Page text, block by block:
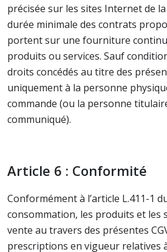
précisée sur les sites Internet de
durée minimale des contrats
portent sur une fourniture
produits ou services. Sauf
droits concédés au titre des
uniquement à la personne
commande (ou la personne
communiqué).
Article 6 : Conformité
Conformément à l’article L.411-1
consommation, les produits et les
vente au travers des présentes
prescriptions en vigueur relatives